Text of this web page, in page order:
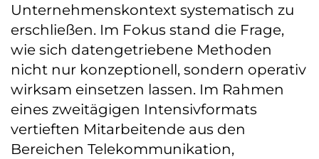
Unternehmenskontext systematisch zu
erschließen. Im Fokus stand die Frage,
wie sich datengetriebene Methoden
nicht nur konzeptionell, sondern operativ
wirksam einsetzen lassen. Im Rahmen
eines zweitägigen Intensivformats
vertieften Mitarbeitende aus den
Bereichen Telekommunikation,